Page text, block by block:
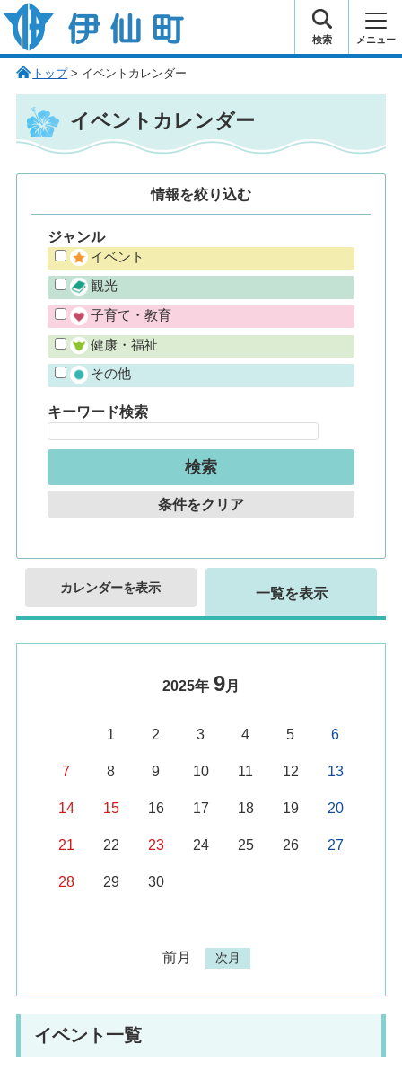
伊仙町 健康・長寿と子宝の町
検索 メニュー
トップ> イベントカレンダー
イベントカレンダー
情報を絞り込む
ジャンル
イベント
観光
子育て・教育
健康・福祉
その他
キーワード検索
条件をクリア
カレンダーを表示 一覧を表示
2025年 9月
1 2 3 4 5 6
7 8 9 10 11 12 13
14 15 16 17 18 19 20
21 22 23 24 25 26 27
28 29 30
前月 次月
イベント一覧